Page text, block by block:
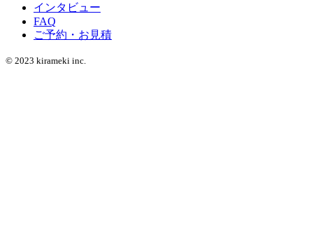
インタビュー
FAQ
ご予約・お見積
© 2023 kirameki inc.